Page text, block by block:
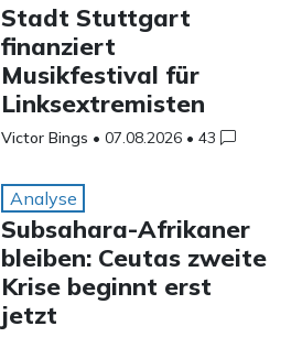
Stadt Stuttgart
finanziert
Musikfestival für
Linksextremisten
Victor Bings • 07.08.2026 • 43
Analyse
Subsahara-Afrikaner
bleiben: Ceutas zweite
Krise beginnt erst
jetzt